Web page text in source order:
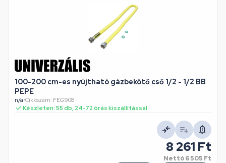
100-200 cm-es nyújtható gázbekötő cső 1/2 - 1/2 BB
PEPE
n/a•Cikkszám: FEG908
Készleten: 55 db, 24-72 órás kiszállítással
8 261 Ft
Nettó6 505 Ft